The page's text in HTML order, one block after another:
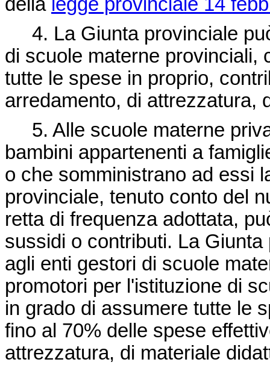
4. La Giunta provinciale
di scuole materne provinciali,
tutte le spese in proprio,
arredamento, di attrezzatura,
5. Alle scuole materne
bambini appartenenti a
o che somministrano ad essi
provinciale, tenuto conto del
retta di frequenza adottata,
sussidi o contributi. La
agli enti gestori di scuole
promotori per l'istituzione di
in grado di assumere tutte le
fino al 70% delle spese
attrezzatura, di materiale